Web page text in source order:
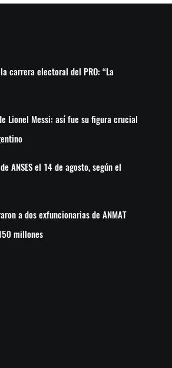
carrera electoral del PRO: “La
Lionel Messi: así fue su figura crucial
ANSES el 14 de agosto, según el
a dos exfuncionarias de ANMAT
millones